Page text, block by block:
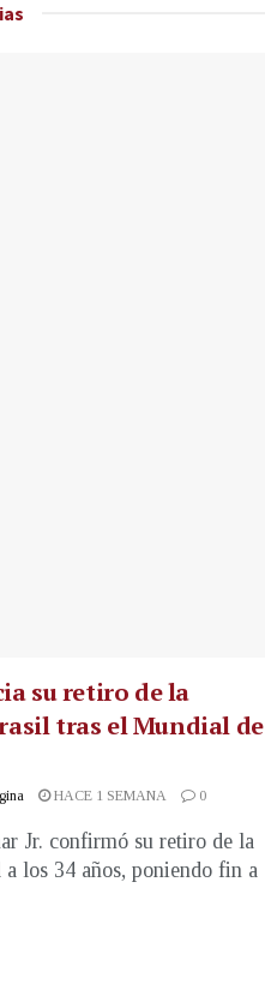
su retiro de la
tras el Mundial de
HACE 1 SEMANA 0
Jr. confirmó su retiro de la
los 34 años, poniendo fin a